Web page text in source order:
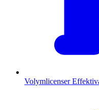
Volymlicenser